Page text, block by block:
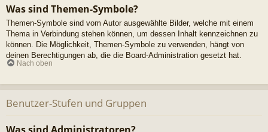
Was sind Themen-Symbole?
Themen-Symbole sind vom Autor ausgewählte Bilder, welche mit einem
Thema in Verbindung stehen können, um dessen Inhalt kennzeichnen zu
können. Die Möglichkeit, Themen-Symbole zu verwenden, hängt von
deinen Berechtigungen ab, die die Board-Administration gesetzt hat.
Nach oben
Benutzer-Stufen und Gruppen